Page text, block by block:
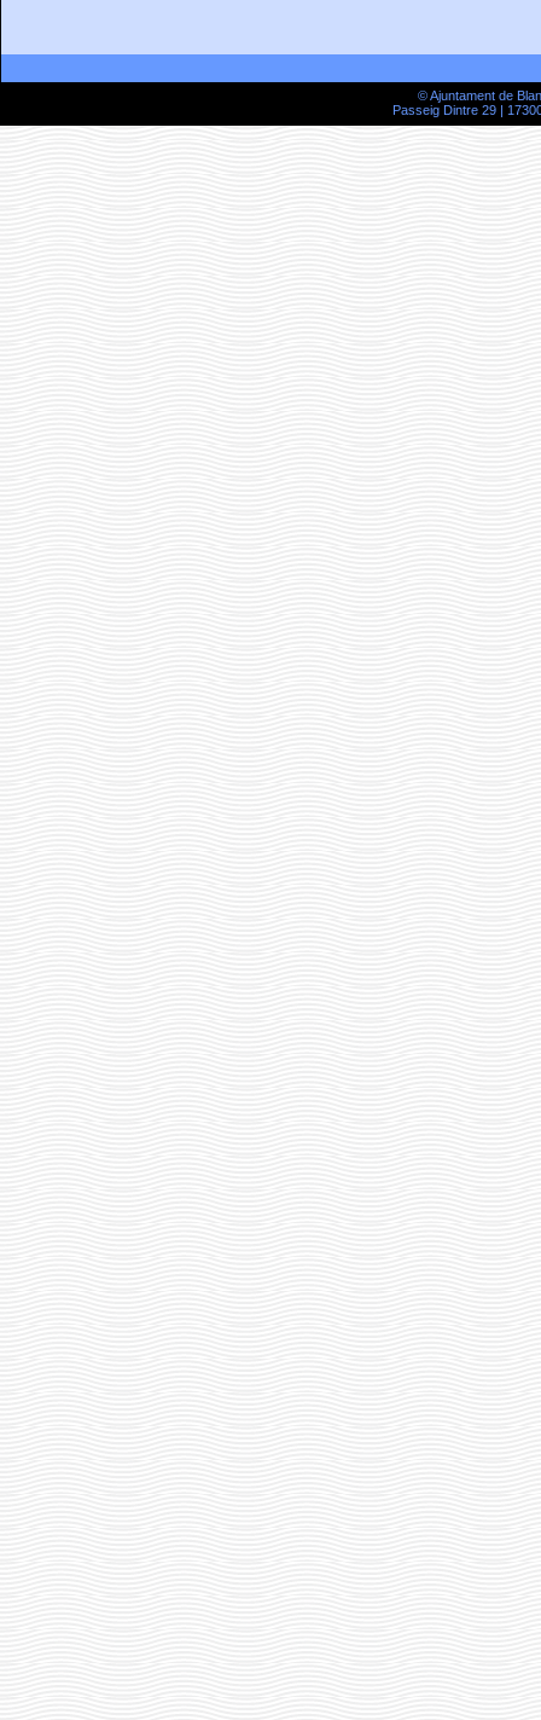
© Ajuntament de
Passeig Dintre 29 |